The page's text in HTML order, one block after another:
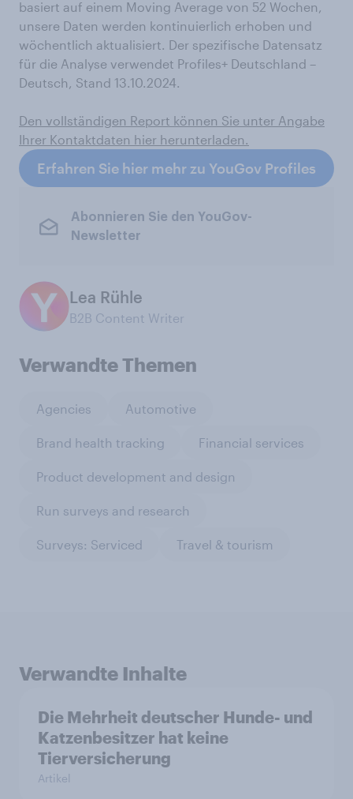
basiert auf einem Moving Average von 52 Wochen,
unsere Daten werden kontinuierlich erhoben und
wöchentlich aktualisiert. Der spezifische Datensatz
für die Analyse verwendet Profiles+ Deutschland –
Deutsch, Stand 13.10.2024.
Den vollständigen Report können Sie unter Angabe
Ihrer Kontaktdaten hier herunterladen.
Erfahren Sie hier mehr zu YouGov Profiles
Abonnieren Sie den YouGov-
Newsletter
Lea Rühle
B2B Content Writer
Verwandte Themen
Agencies Automotive
Brand health tracking Financial services
Product development and design
Run surveys and research
Surveys: Serviced Travel & tourism
Verwandte Inhalte
Die Mehrheit deutscher Hunde- und
Katzenbesitzer hat keine
Tierversicherung
Artikel